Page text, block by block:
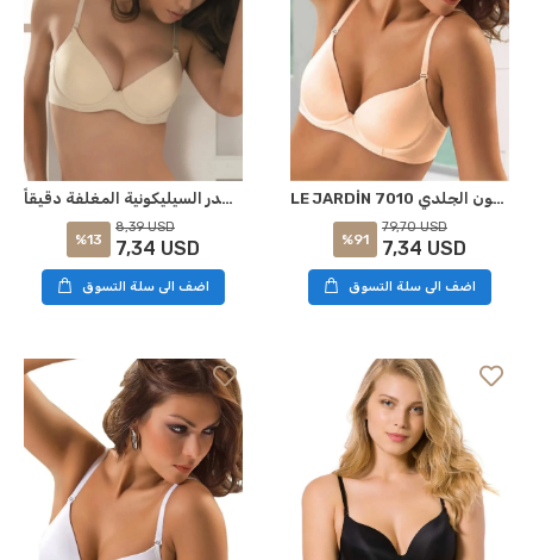
حمالة الصدر السيليكونية المغلفة دقيقاً LE JARDİN 7080 بيج
%13
8,39 USD
7,34 USD
اضف الى سلة التسوق
LE JARDİN 7010 حمالة صدر مطلية دقيقة اللون الجلدي
%91
79,70 USD
7,34 USD
اضف الى سلة التسوق